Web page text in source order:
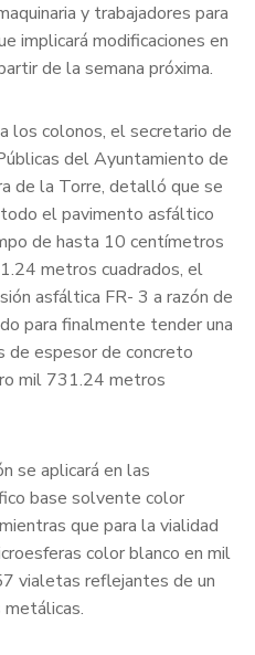
y trabajadores para
implicará modificaciones en
de la semana próxima.
los colonos, el secretario de
del Ayuntamiento de
de la Torre, detalló que se
el pavimento asfáltico
de hasta 10 centímetros
metros cuadrados, el
asfáltica FR- 3 a razón de
para finalmente tender una
de espesor de concreto
mil 731.24 metros
se aplicará en las
base solvente color
que para la vialidad
color blanco en mil
vialetas reflejantes de un